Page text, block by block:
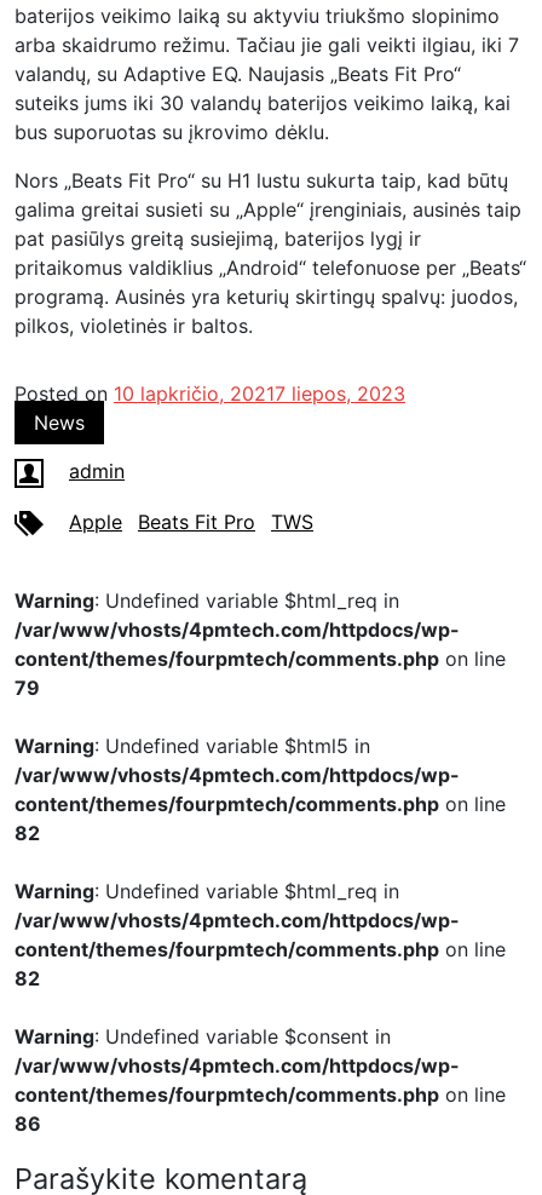
baterijos veikimo laiką su aktyviu triukšmo slopinimo
arba skaidrumo režimu. Tačiau jie gali veikti ilgiau, iki 7
valandų, su Adaptive EQ. Naujasis „Beats Fit Pro“
suteiks jums iki 30 valandų baterijos veikimo laiką, kai
bus suporuotas su įkrovimo dėklu.
Nors „Beats Fit Pro“ su H1 lustu sukurta taip, kad būtų
galima greitai susieti su „Apple“ įrenginiais, ausinės taip
pat pasiūlys greitą susiejimą, baterijos lygį ir
pritaikomus valdiklius „Android“ telefonuose per „Beats“
programą. Ausinės yra keturių skirtingų spalvų: juodos,
pilkos, violetinės ir baltos.
Posted on 10 lapkričio, 20217 liepos, 2023
News
admin
Apple Beats Fit Pro TWS
Warning: Undefined variable $html_req in
/var/www/vhosts/4pmtech.com/httpdocs/wp-
content/themes/fourpmtech/comments.php on line
79
Warning: Undefined variable $html5 in
/var/www/vhosts/4pmtech.com/httpdocs/wp-
content/themes/fourpmtech/comments.php on line
82
Warning: Undefined variable $html_req in
/var/www/vhosts/4pmtech.com/httpdocs/wp-
content/themes/fourpmtech/comments.php on line
82
Warning: Undefined variable $consent in
/var/www/vhosts/4pmtech.com/httpdocs/wp-
content/themes/fourpmtech/comments.php on line
86
Parašykite komentarą